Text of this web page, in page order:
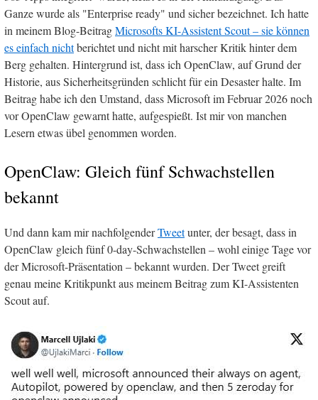
Ganze wurde als "Enterprise ready" und sicher bezeichnet. Ich hatte
in meinem Blog-BeitragMicrosofts KI-Assistent Scout – sie können
es einfach nichtberichtet und nicht mit harscher Kritik hinter dem
Berg gehalten. Hintergrund ist, dass ich OpenClaw, auf Grund der
Historie, aus Sicherheitsgründen schlicht für ein Desaster halte. Im
Beitrag habe ich den Umstand, dass Microsoft im Februar 2026 noch
vor OpenClaw gewarnt hatte, aufgespießt. Ist mir von manchen
Lesern etwas übel genommen worden.
OpenClaw: Gleich fünf Schwachstellen
bekannt
Und dann kam mir nachfolgenderTweetunter, der besagt, dass in
OpenClaw gleich fünf 0-day-Schwachstellen – wohl einige Tage vor
der Microsoft-Präsentation – bekannt wurden. Der Tweet greift
genau meine Kritikpunkt aus meinem Beitrag zum KI-Assistenten
Scout auf.